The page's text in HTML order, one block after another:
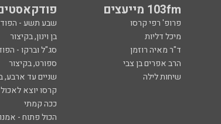
103fm מייעצים
פרופ' רפי קרסו שבע תשע -
מיכל דליות בן וינון, בקיצור
ד"ר מאיה רוזמן סג"ל וברקו -
הרב אפרים בן צבי ספורט, בקיצור
שיחות לילה שניים עד ארבע,
קרסו יוצא לאכול
ככה קמתי
הכול פתוח -